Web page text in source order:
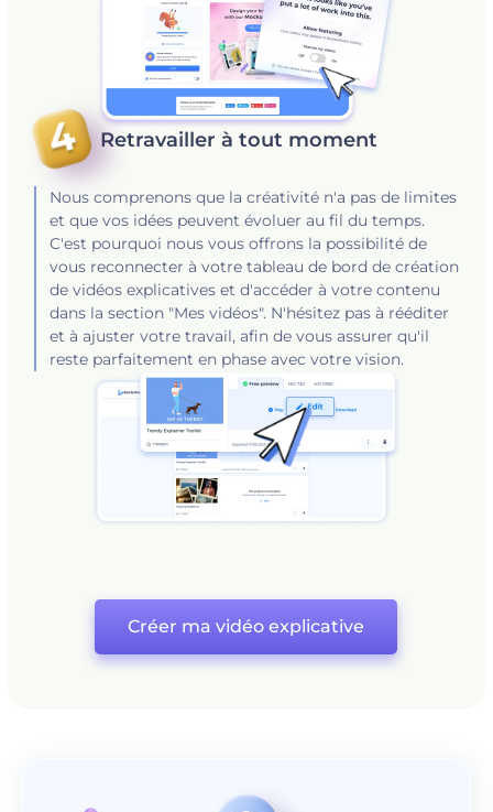
Retravailler à tout moment
Nous comprenons que la créativité n'a pas de limites
et que vos idées peuvent évoluer au fil du temps.
C'est pourquoi nous vous offrons la possibilité de
vous reconnecter à votre tableau de bord de création
de vidéos explicatives et d'accéder à votre contenu
dans la section "Mes vidéos". N'hésitez pas à rééditer
et à ajuster votre travail, afin de vous assurer qu'il
reste parfaitement en phase avec votre vision.
Créer ma vidéo explicative